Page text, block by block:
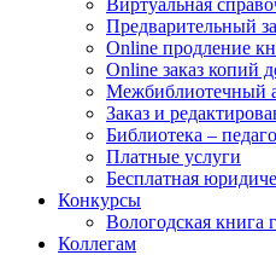
Виртуальная
Предварительный
Online продление
Online заказ копий
Межбиблиотечный
Заказ и
Библиотека –
Платные услуги
Бесплатная
Конкурсы
Вологодская книга
Коллегам